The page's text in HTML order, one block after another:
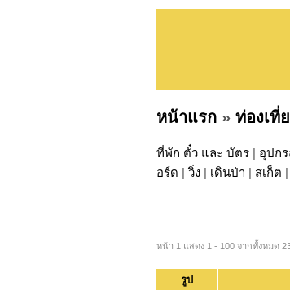
หน้าแรก » ท่องเที่
ที่พัก ตั๋ว และ บัตร | อุปก
อร์ด | วิ่ง | เดินป่า | สเก็ต |
หน้า 1 แสดง 1 - 100 จากทั้งหมด
รูป